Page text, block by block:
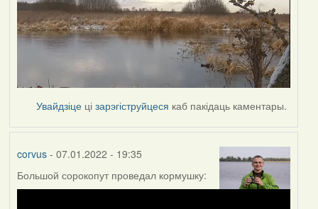
Увайдзіце цізарэгіструйцеся каб пакідаць каментары.
corvus- 07.01.2022 - 19:35
Большой сорокопут проведал кормушку: